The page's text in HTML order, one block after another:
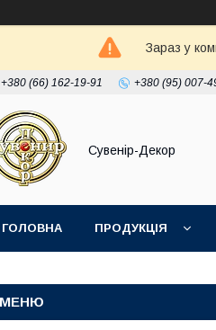
Зараз у
+380 (66) 162-19-91 +380 (95) 007-
Сувенір-Декор
ГОЛОВНА ПРОДУКЦІЯ